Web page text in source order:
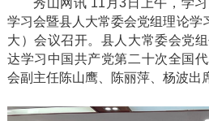
秀山网讯 11月3日上午，学
学习会暨县人大常委会党组理论学
大）会议召开。县人大常委会党
达学习中国共产党第二十次全国
会副主任陈山鹰、陈丽萍、杨波出